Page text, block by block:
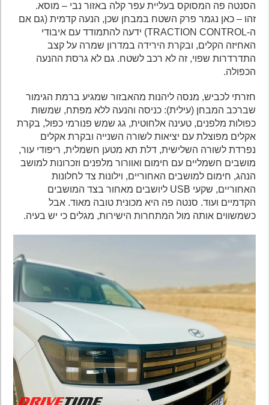
הסנטה פה המסוקס בעליית עפר קלה באזור נבי – מוסא.
זהו – כאן נגמר פרק השטח במבחן שכן, הנעה קדמית (גם אם
ה-TRACTION CONTROL) ידעה להתמודד עם איבודי
האחיזה הקלים, ובקרת הירידה במדרון שמרה על קצב
התדרדרות שפוי, זה לא רכב לשטח. גם לא גרסת ההנעה
הכפולה.
חזרתי לכביש, מנסה ליהנות מהאבזור שמגיע ברמת הגימור
שברכב המבחן (עילית): כניסה והנעה ללא מפתח, שמשות
כפולות מלפנים, טעינה אלחוטית, גג שמש פנורמי כפול, בקרת
אקלים מפוצלת עם יציאות לשורה השנייה ובקרת אקלים
נפרדת לשורה השלישית, דלת תא מטען חשמלית, ריפודי עור,
מושבים חשמליים עם חימום ואוורור מלפנים וזכרונות למושב
הנהג, חימום למושבים האחוריים, וילונות צד לחלונות
האחוריים, שקעי USB ליושבים מאחור בצד המושבים
הקדמיים ועוד. סנטה פה היא מכונית טובה מאוד. אבל
כשמשווים אותה מול המתחרות הישירות, מגלים כי יש בעיה.